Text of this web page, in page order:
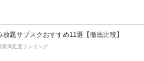
放題サブスクおすすめ11選【徹底比較】
客満足度ランキング